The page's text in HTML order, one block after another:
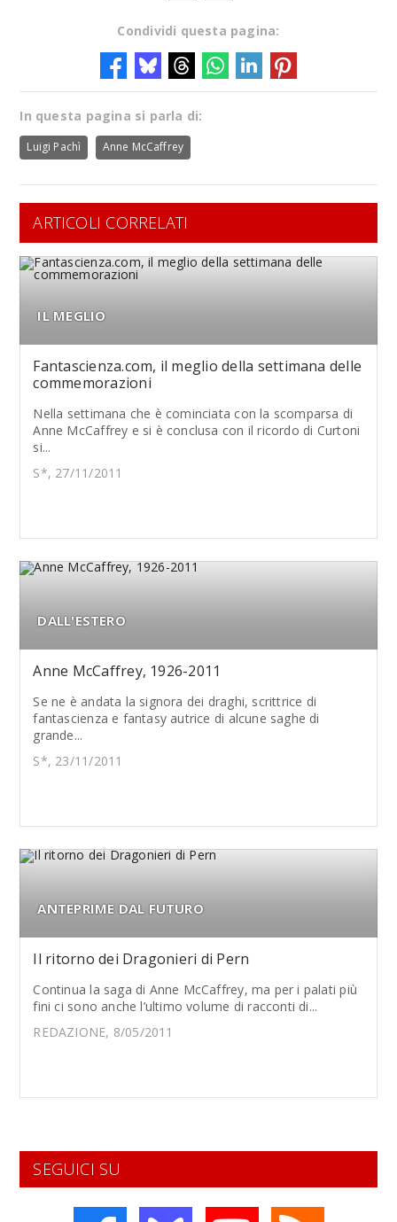
Condividi questa pagina:
In questa pagina si parla di:
Luigi Pachì Anne McCaffrey
ARTICOLI CORRELATI
IL MEGLIO
Fantascienza.com, il meglio della settimana delle
commemorazioni
Nella settimana che è cominciata con la scomparsa di
Anne McCaffrey e si è conclusa con il ricordo di Curtoni
si...
S*, 27/11/2011
DALL'ESTERO
Anne McCaffrey, 1926-2011
Se ne è andata la signora dei draghi, scrittrice di
fantascienza e fantasy autrice di alcune saghe di
grande...
S*, 23/11/2011
ANTEPRIME DAL FUTURO
Il ritorno dei Dragonieri di Pern
Continua la saga di Anne McCaffrey, ma per i palati più
fini ci sono anche l’ultimo volume di racconti di...
REDAZIONE, 8/05/2011
SEGUICI SU